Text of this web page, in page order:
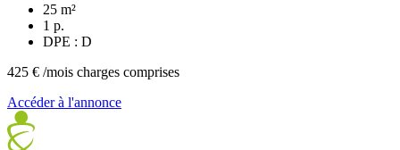
25 m²
1 p.
DPE : D
425 € /mois charges comprises
Accéder à l'annonce